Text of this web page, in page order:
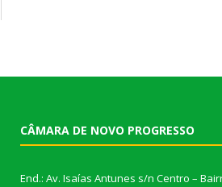
CÂMARA DE NOVO PROGRESSO
End.: Av. Isaías Antunes s/n Centro –